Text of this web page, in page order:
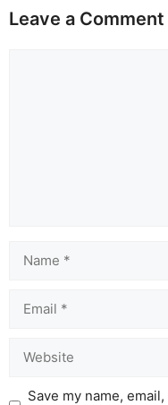
Leave a Comment
Save my name,